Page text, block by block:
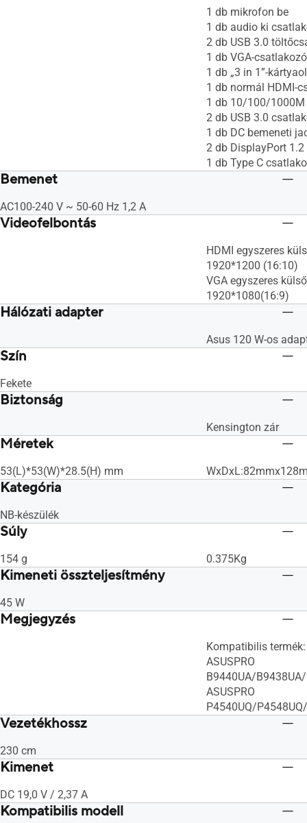
1 db mikrofon be
1 db audio ki
2 db USB 3.0
1 db VGA-csatlakozó
1 db „3 in 1”-
1 db normál HDMI-
1 db 10/100/1000M
2 db USB 3.0
1 db DC bemeneti
2 db DisplayPort
1 db Type C
Bemenet
AC100-240 V ~ 50-60 Hz 1,2 A
Videofelbontás
HDMI egyszeres
1920*1200 (16:10)
VGA egyszeres
1920*1080(16:9)
Hálózati adapter
Asus 120 W-os
Szín
Fekete
Biztonság
Kensington zár
Méretek
53(L)*53(W)*28.5(H) mm
Kategória
NB-készülék
Súly
154 g 0.375Kg
Kimeneti összteljesítmény
45 W
Megjegyzés
Kompatibilis termék:
ASUSPRO
B9440UA/
ASUSPRO
P4540UQ/
Vezetékhossz
230 cm
Kimenet
DC 19,0 V / 2,37 A
Kompatibilis modell